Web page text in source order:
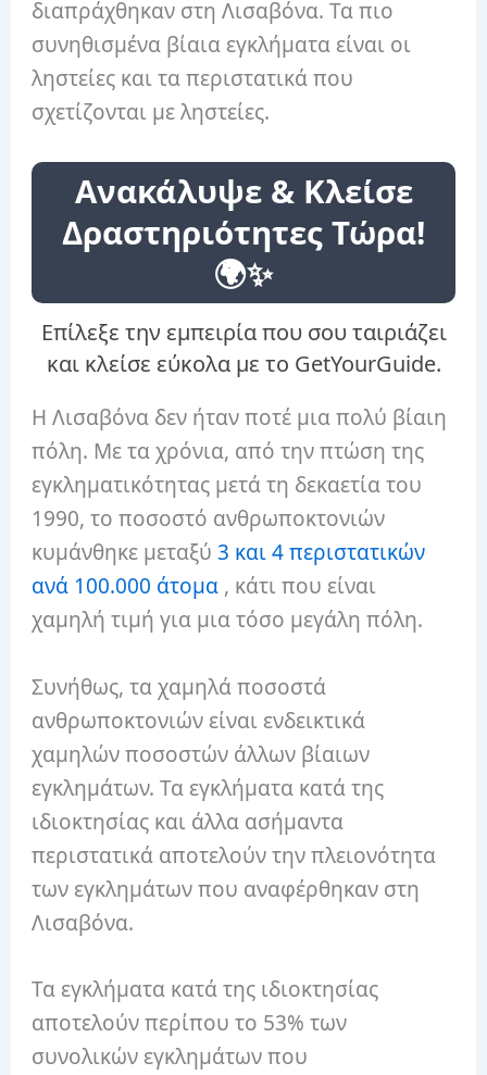
διαπράχθηκαν στη Λισαβόνα. Τα πιο
συνηθισμένα βίαια εγκλήματα είναι οι
ληστείες και τα περιστατικά που
σχετίζονται με ληστείες.
Ανακάλυψε & Κλείσε
Δραστηριότητες Τώρα!
🌍✨
Επίλεξε την εμπειρία που σου ταιριάζει
και κλείσε εύκολα με το GetYourGuide.
Η Λισαβόνα δεν ήταν ποτέ μια πολύ βίαιη
πόλη. Με τα χρόνια, από την πτώση της
εγκληματικότητας μετά τη δεκαετία του
1990, το ποσοστό ανθρωποκτονιών
κυμάνθηκε μεταξύ3 και 4 περιστατικών
ανά 100.000 άτομα , κάτι που είναι
χαμηλή τιμή για μια τόσο μεγάλη πόλη.
Συνήθως, τα χαμηλά ποσοστά
ανθρωποκτονιών είναι ενδεικτικά
χαμηλών ποσοστών άλλων βίαιων
εγκλημάτων. Τα εγκλήματα κατά της
ιδιοκτησίας και άλλα ασήμαντα
περιστατικά αποτελούν την πλειονότητα
των εγκλημάτων που αναφέρθηκαν στη
Λισαβόνα.
Τα εγκλήματα κατά της ιδιοκτησίας
αποτελούν περίπου το 53% των
συνολικών εγκλημάτων που